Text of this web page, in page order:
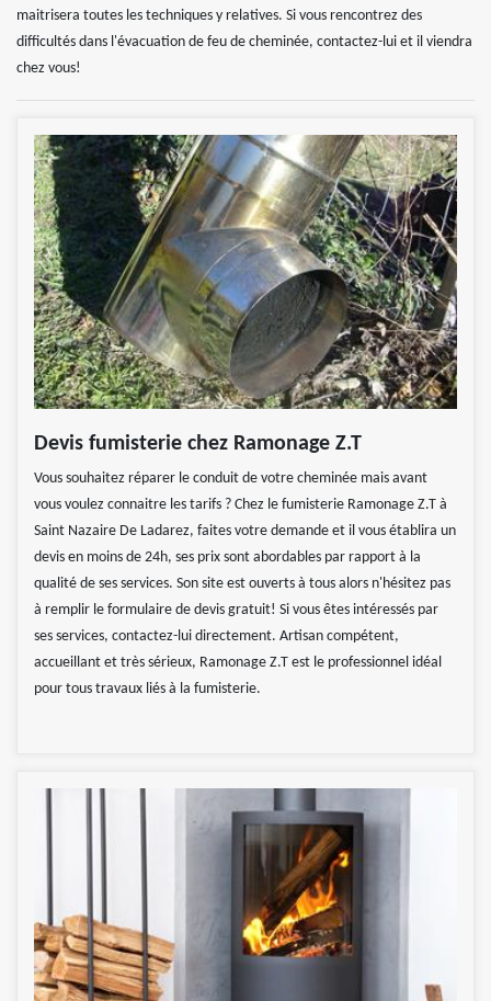
maitrisera toutes les techniques y relatives. Si vous rencontrez des
difficultés dans l'évacuation de feu de cheminée, contactez-lui et il viendra
chez vous!
Devis fumisterie chez Ramonage Z.T
Vous souhaitez réparer le conduit de votre cheminée mais avant
vous voulez connaitre les tarifs ? Chez le fumisterie Ramonage Z.T à
Saint Nazaire De Ladarez, faites votre demande et il vous établira un
devis en moins de 24h, ses prix sont abordables par rapport à la
qualité de ses services. Son site est ouverts à tous alors n'hésitez pas
à remplir le formulaire de devis gratuit! Si vous êtes intéressés par
ses services, contactez-lui directement. Artisan compétent,
accueillant et très sérieux, Ramonage Z.T est le professionnel idéal
pour tous travaux liés à la fumisterie.